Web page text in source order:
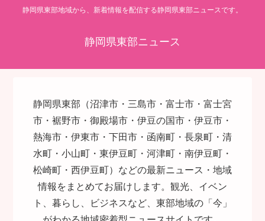
静岡県東部地域から、新着情報を配信する静岡県東部ニュースです。
静岡県東部ニュース
静岡県東部（沼津市・三島市・富士市・富士宮
市・裾野市・御殿場市・伊豆の国市・伊豆市・
熱海市・伊東市・下田市・函南町・長泉町・清
水町・小山町・東伊豆町・河津町・南伊豆町・
松崎町・西伊豆町）などの最新ニュース・地域
情報をまとめてお届けします。観光、イベン
ト、暮らし、ビジネスなど、東部地域の「今」